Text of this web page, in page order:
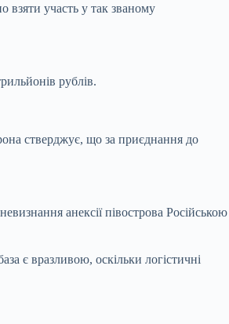
взяти участь у так званому
рублів.
стверджує, що за приєднання до
анексії півострова Російською
є вразливою, оскільки логістичні